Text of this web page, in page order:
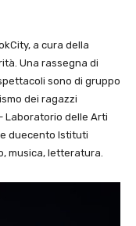
a cura della
Una rassegna di
sono di gruppo
dei ragazzi
Laboratorio delle Arti
duecento Istituti
musica, letteratura.